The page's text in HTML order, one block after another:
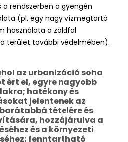
a rendszerben a gyengén
(pl. egy nagy vízmegtartó
használata a zöldfal
terület további védelmében).
az urbanizáció soha
ért el, egyre nagyobb
hatékony és
jelentenek az
tételére és
hozzájárulva a
és a környezeti
fenntartható